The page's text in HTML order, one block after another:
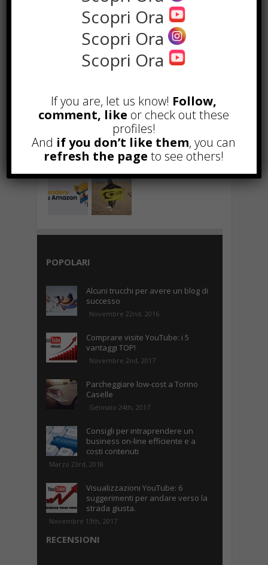
costi contenuti
Marzo 23rd, 2018
NEWS IN UNA FOTO
POPOLARI
Alcuni trucchi per avere un blog di
successo
Novembre 22nd, 2016
Comprare visite YouTube: i 5
vantaggi TOP!
Novembre 2nd, 2017
Parcheggiare low-cost a Torino
Caselle
Gennaio 24th, 2017
Consigli per intraprendere un
business on-line efficiente e a
costi contenuti
Marzo 23rd, 2018
Visualizzazioni YouTube: 6
suggerimenti per andare verso la
strada giusta.
Novembre 13th, 2017
RECENSIONI
Scopri Ora
Scopri Ora
Scopri Ora
If you are, let us know! Follow,
comment, like or check out these
profiles!
And if you don’t like them, you can
refresh the page to see others!